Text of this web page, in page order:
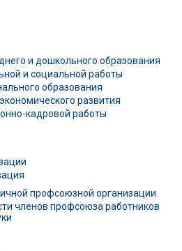
и дошкольного образования
и социальной работы
образования
развития
кадровой работы
профсоюзной организации
членов профсоюза работников